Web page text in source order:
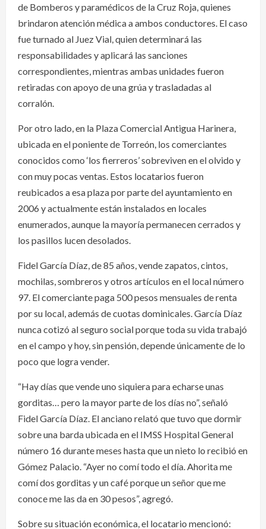
de Bomberos y paramédicos de la Cruz Roja, quienes
brindaron atención médica a ambos conductores. El caso
fue turnado al Juez Vial, quien determinará las
responsabilidades y aplicará las sanciones
correspondientes, mientras ambas unidades fueron
retiradas con apoyo de una grúa y trasladadas al
corralón.
Por otro lado, en la Plaza Comercial Antigua Harinera,
ubicada en el poniente de Torreón, los comerciantes
conocidos como ‘los fierreros’ sobreviven en el olvido y
con muy pocas ventas. Estos locatarios fueron
reubicados a esa plaza por parte del ayuntamiento en
2006 y actualmente están instalados en locales
enumerados, aunque la mayoría permanecen cerrados y
los pasillos lucen desolados.
Fidel García Díaz, de 85 años, vende zapatos, cintos,
mochilas, sombreros y otros artículos en el local número
97. El comerciante paga 500 pesos mensuales de renta
por su local, además de cuotas dominicales. García Díaz
nunca cotizó al seguro social porque toda su vida trabajó
en el campo y hoy, sin pensión, depende únicamente de lo
poco que logra vender.
“Hay días que vende uno siquiera para echarse unas
gorditas… pero la mayor parte de los días no”, señaló
Fidel García Díaz. El anciano relató que tuvo que dormir
sobre una barda ubicada en el IMSS Hospital General
número 16 durante meses hasta que un nieto lo recibió en
Gómez Palacio. “Ayer no comí todo el día. Ahorita me
comí dos gorditas y un café porque un señor que me
conoce me las da en 30 pesos”, agregó.
Sobre su situación económica, el locatario mencionó: